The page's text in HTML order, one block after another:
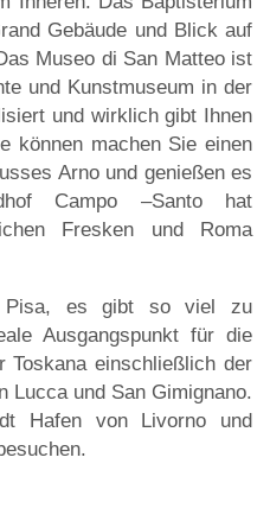
Gebäude und Blick auf
Museo di San Matteo ist
und Kunstmuseum in der
und wirklich gibt Ihnen
können machen Sie einen
Arno und genießen es
Campo –Santo hat
Fresken und Roma
Pisa, es gibt so viel zu
Ausgangspunkt für die
Toskana einschließlich der
Lucca und San Gimignano.
Hafen von Livorno und